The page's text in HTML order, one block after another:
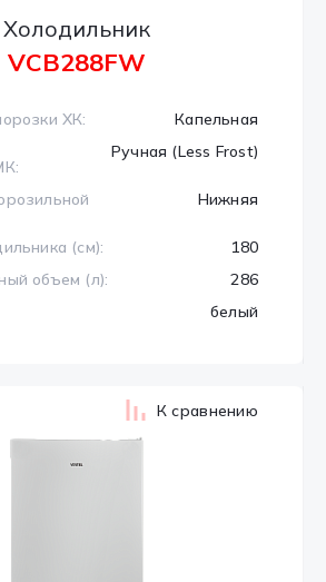
Холодильник
VCB288FW
ХК:
Капельная
Ручная (Less Frost)
Нижняя
(см):
180
объем (л):
286
белый
К сравнению